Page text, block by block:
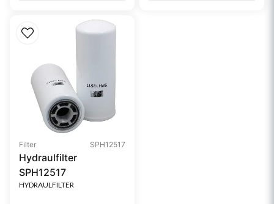
Filter SPH12517
Hydraulfilter
SPH12517
HYDRAULFILTER